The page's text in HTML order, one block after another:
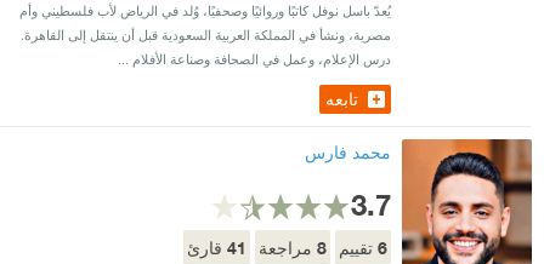
يُعدّ باسل نوفل كاتبًا وروائيًا وصحفيًا، وُلد في الرياض لأب فلسطيني وأم
مصرية، ونشأ في المملكة العربية السعودية قبل أن ينتقل إلى القاهرة.
درس الإعلام، وعمل في الصحافة وصناعة الأفلام ...
تابعه
محمد فارس
3.7
6تقييم 8مراجعة 41قارئ